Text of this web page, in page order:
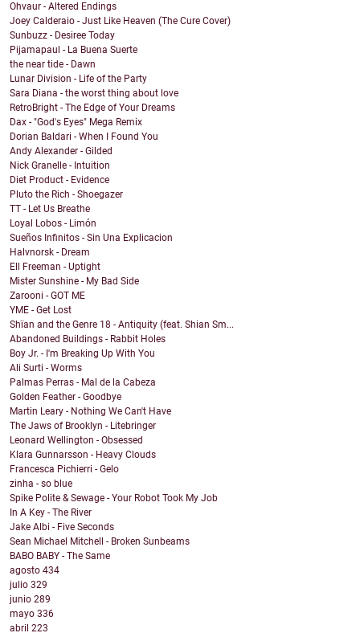
Ohvaur - Altered Endings
Joey Calderaio - Just Like Heaven (The Cure Cover)
Sunbuzz - Desiree Today
Pijamapaul - La Buena Suerte
the near tide - Dawn
Lunar Division - Life of the Party
Sara Diana - the worst thing about love
RetroBright - The Edge of Your Dreams
Dax - "God's Eyes" Mega Remix
Dorian Baldari - When I Found You
Andy Alexander - Gilded
Nick Granelle - Intuition
Diet Product - Evidence
Pluto the Rich - Shoegazer
TT - Let Us Breathe
Loyal Lobos - Limón
Sueños Infinitos - Sin Una Explicacion
Halvnorsk - Dream
Ell Freeman - Uptight
Mister Sunshine - My Bad Side
Zarooni - GOT ME
YME - Get Lost
Shïan and the Genre 18 - Antiquity (feat. Shian Sm...
Abandoned Buildings - Rabbit Holes
Boy Jr. - I'm Breaking Up With You
Ali Surti - Worms
Palmas Perras - Mal de la Cabeza
Golden Feather - Goodbye
Martin Leary - Nothing We Can't Have
The Jaws of Brooklyn - Litebringer
Leonard Wellington - Obsessed
Klara Gunnarsson - Heavy Clouds
Francesca Pichierri - Gelo
zinha - so blue
Spike Polite & Sewage - Your Robot Took My Job
In A Key - The River
Jake Albi - Five Seconds
Sean Michael Mitchell - Broken Sunbeams
BABO BABY - The Same
agosto 434
julio 329
junio 289
mayo 336
abril 223